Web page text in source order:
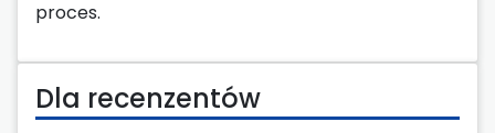
proces.
Dla recenzentów